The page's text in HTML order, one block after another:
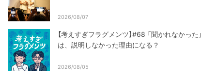
2026/08/07
【考えすぎフラグメンツ】#68 「聞かれなかった」
は、説明しなかった理由になる？
2026/08/05